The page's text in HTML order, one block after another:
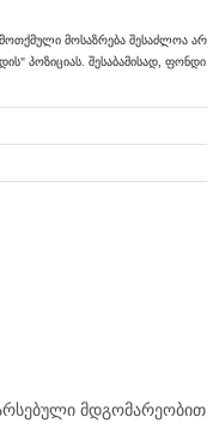
მოსაზრება შესაძლოა არ
პოზიციას. შესაბამისად, ფონდი
არსებული მდგომარეობით